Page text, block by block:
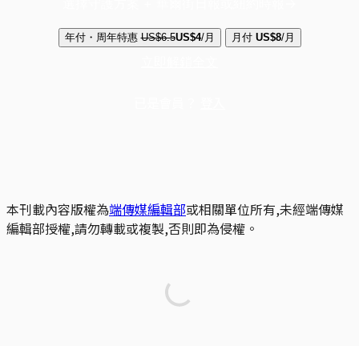
年付・周年特惠 US$6.5US$4/月 月付 US$8/月
本刊載內容版權為端傳媒編輯部或相關單位所有,未經端傳媒
編輯部授權,請勿轉載或複製,否則即為侵權。